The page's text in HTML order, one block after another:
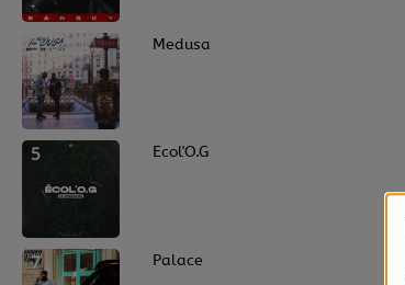
3 Medusa
5 Ecol'O.G
7 Palace